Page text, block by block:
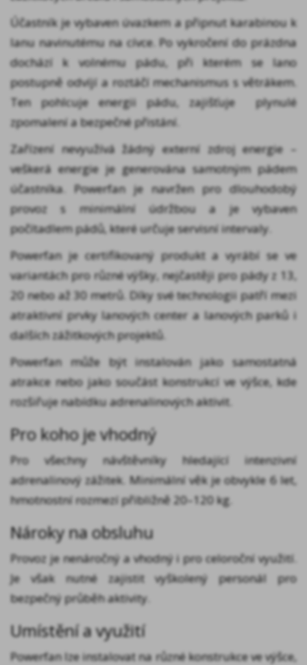
Účastník je vybaven úvazkem a připnut karabinou k
lanu navinutému na cívce. Po vykročení do prázdna
dochází k volnému pádu, při kterém se lano
postupně odvíjí a roztáčí mechanismus s větrákem.
Ten pohlcuje energii pádu, zajišťuje plynulé
zpomalení a bezpečné přistání.
Zařízení nevyužívá žádný externí zdroj energie –
veškerá energie je generována samotným pádem
účastníka. Powerfan je navržen pro dlouhodobý
provoz s minimální údržbou a je vybaven
počítadlem pádů, které určuje servisní intervaly.
Powerfan je certifikovaný produkt a vyrábí se ve
variantách pro různé výšky, nejčastěji pro pády z 13,
20 nebo až 30 metrů. Díky své technologii patří mezi
atraktivní prvky lanových center a lanových parků i
dalších zážitkových projektů.
Powerfan může být instalován jako samostatná
atrakce nebo jako součást konstrukcí ve výšce, kde
rozšiřuje nabídku adrenalinových aktivit.
Pro koho je vhodný
Pro všechny návštěvníky hledající intenzivní
adrenalinový zážitek. Minimální věk je obvykle 6 let,
hmotnostní rozmezí přibližně 20–120 kg.
Nároky na obsluhu
Provoz je nenáročný a vhodný i pro celoroční využití.
Je však nutné zajistit vyškolený personál pro
bezpečný průběh aktivity.
Umístění a využití
Powerfan lze instalovat na různé konstrukce ve výšce,